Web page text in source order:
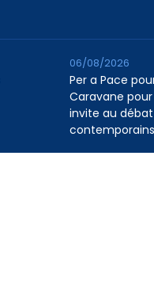
Per a Pace
Caravane
invite au
contemporains
06/08/2026